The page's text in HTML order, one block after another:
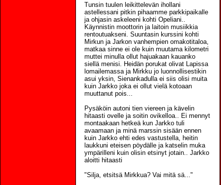
Tunsin tuulen leikittelevän ihollani
astellessani pitkin pihaamme parkkipaikalle
ja ohjasin askeleeni kohti Opeliani..
Käynnistin moottorin ja laitoin musiikkia
rentoutuakseni. Suuntasin kurssini kohti
Mirkun ja Jarkon vanhempien omakotitaloa,
matkaa sinne ei ole kuin muutama kilometri
muttei minulla ollut hajuakaan kauanko
siellä menisi. Heidän porukat olivat Lapissa
lomailemassa ja Mirkku jo luonnollisestikin
asui yksin, Sienankadulla ei siis olisi muita
kuin Jarkko joka ei ollut vielä kotoaan
muuttanut pois...
Pysäköin autoni tien viereen ja kävelin
hitaasti ovelle ja soitin ovikelloa.. Ei mennyt
montaakaan hetkeä kun Jarkko tuli
avaamaan ja minä marssin sisään ennen
kuin Jarkko ehti edes vastustella, heitin
laukkuni eteisen pöydälle ja katselin muka
ympärilleni kuin olisin etsinyt jotain.. Jarkko
aloitti hitaasti
"Silja, etsitsä Mirkkua? Vai mitä sä..."